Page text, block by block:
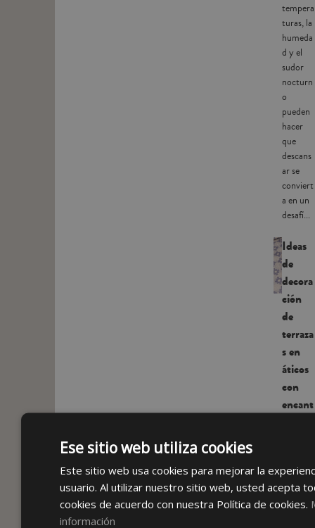
tempera
turas, la
humeda
d y el
sudor
nocturn
o
pueden
hacer
que
descans
ar se
conviert
a en un
desafí...
Ideas
de
decora
ción
de
terraza
s en
áticos
con
encant
en
áticos
tienen
algo
Ese sitio web utiliza cookies
Este sitio web usa cookies para mejorar la
usuario. Al utilizar nuestro sitio web, usted acepta
cookies de acuerdo con nuestra Política de cookies.
información